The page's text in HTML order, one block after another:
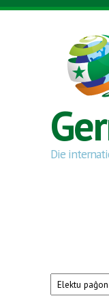
Skip to main content
Die